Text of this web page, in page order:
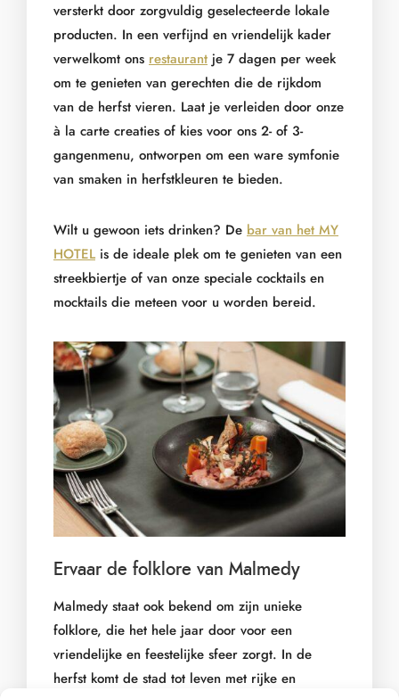
versterkt door zorgvuldig geselecteerde lokale
producten. In een verfijnd en vriendelijk kader
verwelkomt ons restaurant je 7 dagen per week
om te genieten van gerechten die de rijkdom
van de herfst vieren. Laat je verleiden door onze
à la carte creaties of kies voor ons 2- of 3-
gangenmenu, ontworpen om een ware symfonie
van smaken in herfstkleuren te bieden.
Wilt u gewoon iets drinken? De bar van het MY
HOTEL is de ideale plek om te genieten van een
streekbiertje of van onze speciale cocktails en
mocktails die meteen voor u worden bereid.
Ervaar de folklore van Malmedy
Malmedy staat ook bekend om zijn unieke
folklore, die het hele jaar door voor een
vriendelijke en feestelijke sfeer zorgt. In de
herfst komt de stad tot leven met rijke en